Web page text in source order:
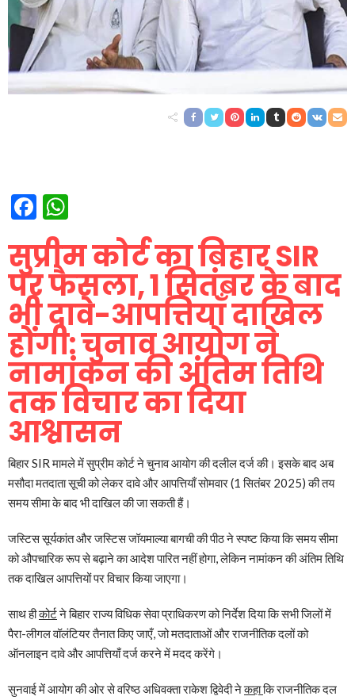
Facebook
सुप्रीम कोर्ट का बिहार SIR
पर फैसला, 1 सितंबर के बाद
भी दावे-आपत्तियाँ दाखिल
होंगी: चुनाव आयोग ने
नामांकन की अंतिम तिथि
तक विचार का दिया
आश्वासन
बिहार SIR मामले में सुप्रीम कोर्ट ने चुनाव आयोग की दलील दर्ज की। इसके बाद अब
मसौदा मतदाता सूची को लेकर दावे और आपत्तियाँ सोमवार (1 सितंबर 2025) की तय
समय सीमा के बाद भी दाखिल की जा सकती हैं।
जस्टिस सूर्यकांत और जस्टिस जॉयमाल्या बागची की पीठ ने स्पष्ट किया कि समय सीमा
को औपचारिक रूप से बढ़ाने का आदेश पारित नहीं होगा, लेकिन नामांकन की अंतिम तिथि
तक दाखिल आपत्तियों पर विचार किया जाएगा।
साथ हीकोर्टने बिहार राज्य विधिक सेवा प्राधिकरण को निर्देश दिया कि सभी जिलों में
पैरा-लीगल वॉलंटियर तैनात किए जाएँ, जो मतदाताओं और राजनीतिक दलों को
ऑनलाइन दावे और आपत्तियाँ दर्ज करने में मदद करेंगे।
सुनवाई में आयोग की ओर से वरिष्ठ अधिवक्ता राकेश द्विवेदी नेकहाकि राजनीतिक दल